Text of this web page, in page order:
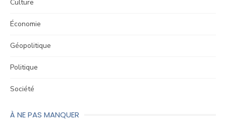
Culture
Économie
Géopolitique
Politique
Société
À NE PAS MANQUER